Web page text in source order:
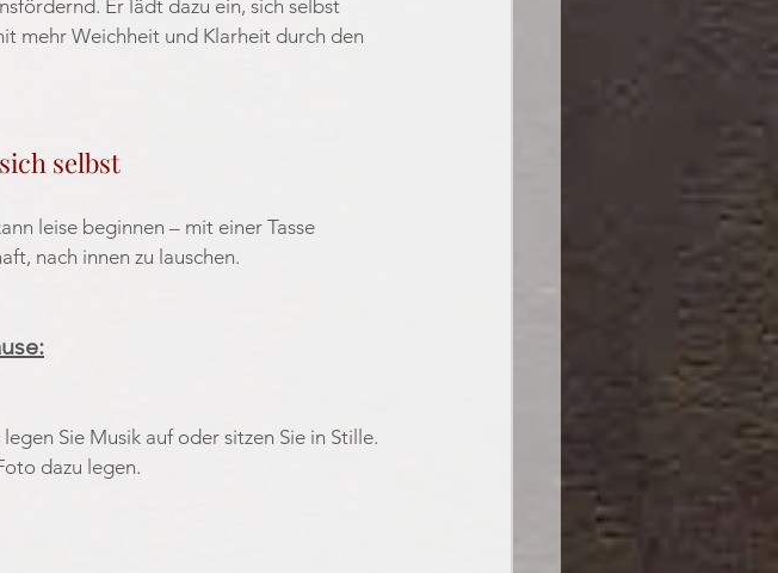
Er lädt dazu ein, sich selbst
mehr Weichheit und Klarheit durch den
selbst
leise beginnen – mit einer Tasse
nach innen zu lauschen.
Sie Musik auf oder sitzen Sie in Stille.
dazu legen.